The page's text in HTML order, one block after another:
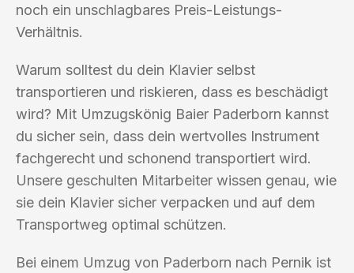
noch ein unschlagbares Preis-Leistungs-
Verhältnis.
Warum solltest du dein Klavier selbst
transportieren und riskieren, dass es beschädigt
wird? Mit Umzugskönig Baier Paderborn kannst
du sicher sein, dass dein wertvolles Instrument
fachgerecht und schonend transportiert wird.
Unsere geschulten Mitarbeiter wissen genau, wie
sie dein Klavier sicher verpacken und auf dem
Transportweg optimal schützen.
Bei einem Umzug von Paderborn nach Pernik ist